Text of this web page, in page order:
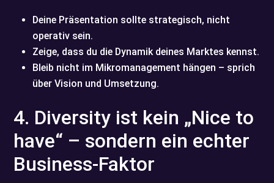
Deine Präsentation sollte strategisch, nicht
operativ sein.
Zeige, dass du die Dynamik deines Marktes kennst.
Bleib nicht im Mikromanagement hängen – sprich
über Vision und Umsetzung.
4. Diversity ist kein „Nice to
have“ – sondern ein echter
Business-Faktor